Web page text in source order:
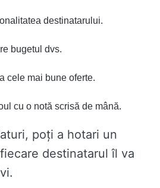
destinatarului.
bugetul dvs.
cele mai bune oferte.
cu o notă scrisă de mână.
poți a hotari un
destinatarul îl va